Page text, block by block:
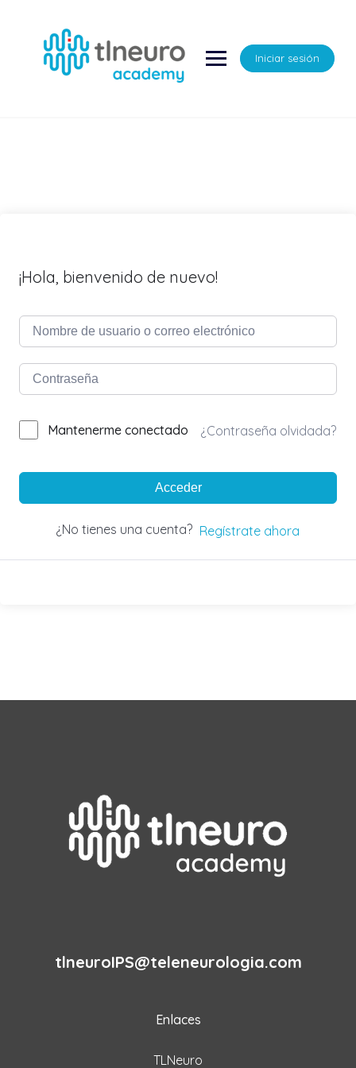
contenido
Iniciar sesión
¡Hola, bienvenido de nuevo!
Mantenerme conectado ¿Contraseña olvidada?
Acceder
¿No tienes una cuenta? Regístrate ahora
tlneuroIPS@teleneurologia.com
Enlaces
TLNeuro